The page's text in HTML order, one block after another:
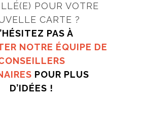
POUR VOTRE
CARTE ?
PAS À
NOTRE ÉQUIPE DE
POUR PLUS
D’IDÉES !